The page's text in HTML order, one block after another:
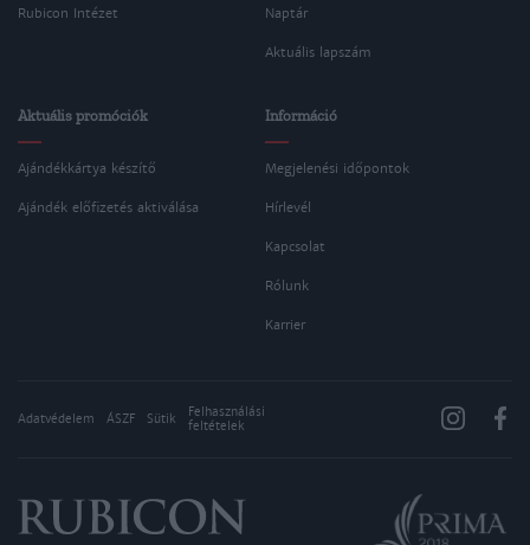
Rubicon Intézet Naptár
Aktuális lapszám
Aktuális promóciók
Ajándékkártya készítő
Ajándék előfizetés aktiválása
Információ
Megjelenési időpontok
Hírlevél
Kapcsolat
Rólunk
Karrier
Adatvédelem ÁSZF Sütik
Felhasználási
feltételek